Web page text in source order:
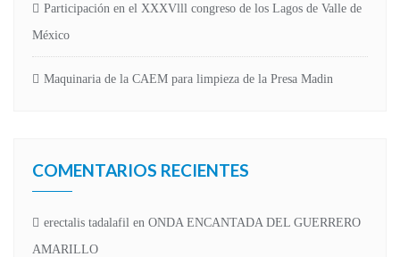
Participación en el XXXVlll congreso de los Lagos de Valle de
México
Maquinaria de la CAEM para limpieza de la Presa Madin
COMENTARIOS RECIENTES
erectalis tadalafil en ONDA ENCANTADA DEL GUERRERO
AMARILLO